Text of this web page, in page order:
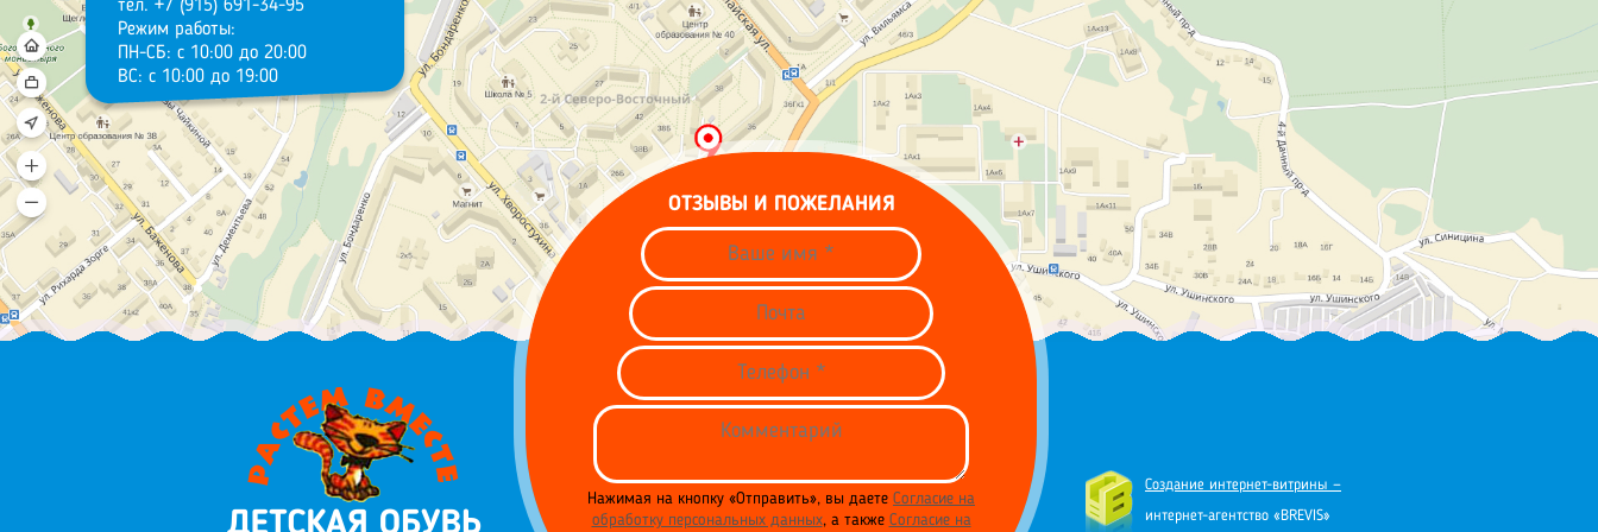
тел. +7 (915) 691-34-95
Режим работы:
ПН-СБ: с 10:00 до 20:00
ВС: с 10:00 до 19:00
Создание интернет-витрины —
интернет-агентство «BREVIS»
ОТЗЫВЫ И ПОЖЕЛАНИЯ
Нажимая на кнопку «Отправить», вы даете Согласие на
обработку персональных данных, а также Согласие на